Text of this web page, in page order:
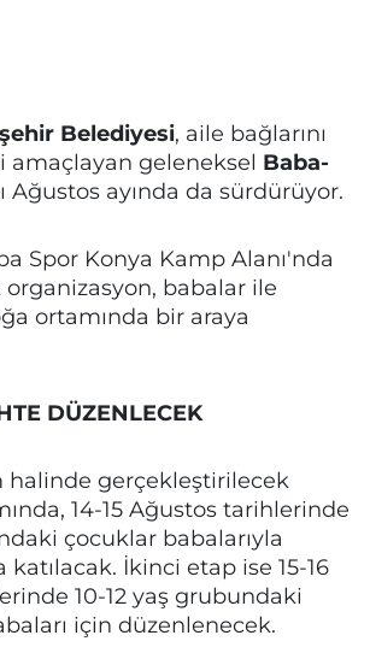
Belediyesi, aile bağlarını
amaçlayan geleneksel Baba-
Ağustos ayında da sürdürüyor.
Spor Konya Kamp Alanı'nda
babalar ile
ortamında bir araya
DÜZENLECEK
halinde gerçekleştirilecek
14-15 Ağustos tarihlerinde
çocuklar babalarıyla
İkinci etap ise 15-16
10-12 yaş grubundaki
için düzenlenecek.